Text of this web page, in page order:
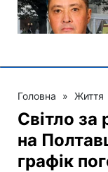
Головна » Життя
Світло за
на
графік